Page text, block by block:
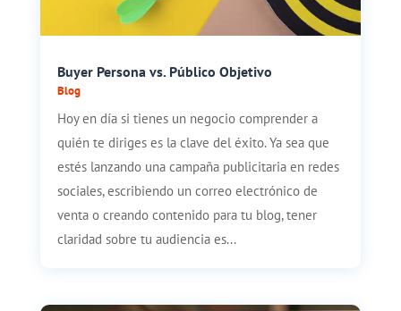
Buyer Persona vs. Público Objetivo
Blog
Hoy en día si tienes un negocio comprender a
quién te diriges es la clave del éxito. Ya sea que
estés lanzando una campaña publicitaria en redes
sociales, escribiendo un correo electrónico de
venta o creando contenido para tu blog, tener
claridad sobre tu audiencia es...